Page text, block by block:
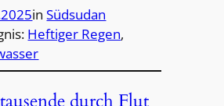
inSüdsudan
Heftiger Regen
durch Flut